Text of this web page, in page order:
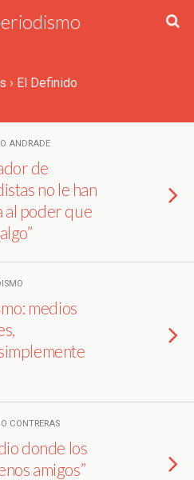
› El Definido
ANDRADE
de
no le han
al poder que
medios
CONTRERAS
donde los
amigos”